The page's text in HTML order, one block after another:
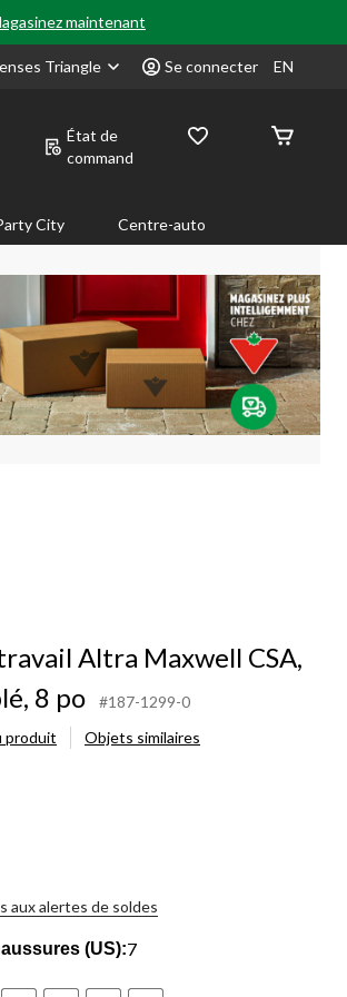
maintenant
Triangle Se connecter EN
État de
command
City Centre-auto
Altra Maxwell CSA,
8 po
#187-1299-0
produit
Objets similaires
aux alertes de soldes
(US):7